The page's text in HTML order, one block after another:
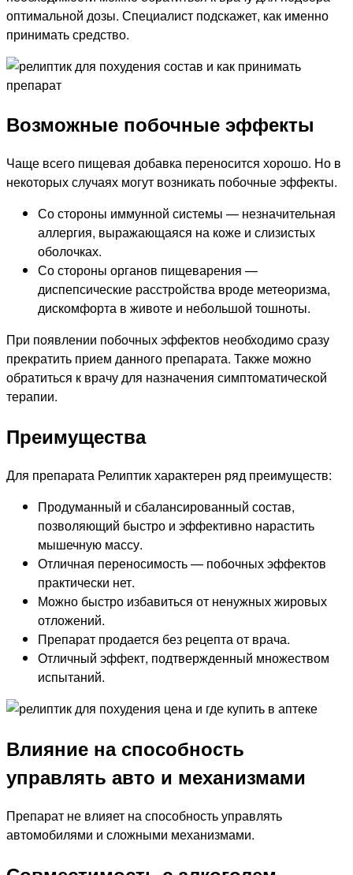
оптимальной дозы. Специалист подскажет, как именно
принимать средство.
Возможные побочные эффекты
Чаще всего пищевая добавка переносится хорошо. Но в
некоторых случаях могут возникать побочные эффекты.
Со стороны иммунной системы — незначительная
аллергия, выражающаяся на коже и слизистых
оболочках.
Со стороны органов пищеварения —
диспепсические расстройства вроде метеоризма,
дискомфорта в животе и небольшой тошноты.
При появлении побочных эффектов необходимо сразу
прекратить прием данного препарата. Также можно
обратиться к врачу для назначения симптоматической
терапии.
Преимущества
Для препарата Релиптик характерен ряд преимуществ:
Продуманный и сбалансированный состав,
позволяющий быстро и эффективно нарастить
мышечную массу.
Отличная переносимость — побочных эффектов
практически нет.
Можно быстро избавиться от ненужных жировых
отложений.
Препарат продается без рецепта от врача.
Отличный эффект, подтвержденный множеством
испытаний.
Влияние на способность
управлять авто и механизмами
Препарат не влияет на способность управлять
автомобилями и сложными механизмами.